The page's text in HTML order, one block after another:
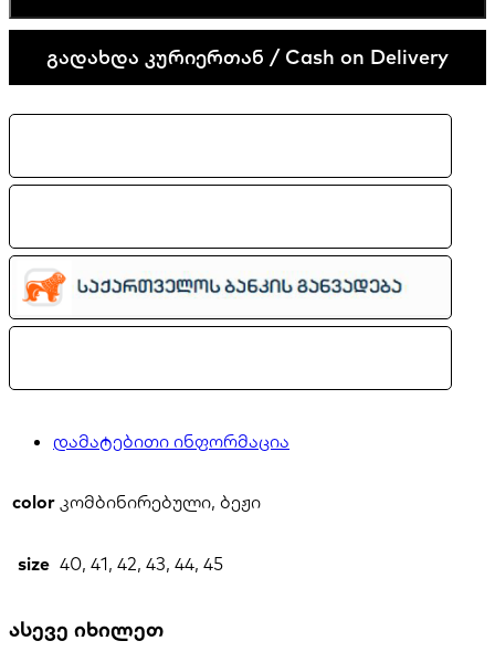
90
Futura
quantityგადახდა კურიერთან / Cash on Delivery
დამატებითი ინფორმაცია
color კომბინირებული, ბეჟი
size 40, 41, 42, 43, 44, 45
ასევე იხილეთ